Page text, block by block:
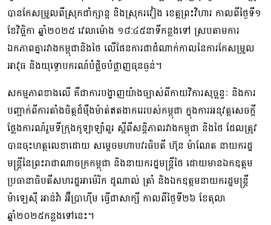
បាន​កែស​ម្រួល​ពី​ស្រុក​ជាំ​ក្សាន្ត និងស្រុករវៀង ខេត្តព្រះវិហារ កាលពីថ្ងៃទី១
ខែវិច្ឆិកា ឆ្នាំ២០២៥ វេលាម៉ោង ១៨:៤៥​នាទី​កន្លងទៅ ស្របតាមការ
ឯកភាពគ្នារវាងកម្ពុជានិងថៃ លើផែនការជាដំណាក់​កាល​នៃ​ការ​កែ​សម្រួល
អាវុធ និងយុទ្ធោបករណ៍បំផ្លិចបំផ្លាញធុនធ្ងន់។
សកម្មភាពខាងលើ គឺជាការបង្ហាញយ៉ាងច្បាស់ពីកាយវិការសុច្ឆន្ទៈ និងការ​
បញ្ជាក់​ពី​ការតាំង​ចិត្ត​ដ៏​ម៉ឺង​ម៉ាត់​ឥតងាករេរបស់កម្ពុជា ក្នុងការអនុវត្តសេចក្តី
ថ្លែងការណ៍រួមទីក្រុងកូឡាឡាំពួរ ស្តីពី​សន្តិភាព​រវាងកម្ពុជា និងថៃ ដែលត្រូវ
បានចុះហត្ថលេខាដោយ សម្តេចមហាបវរធិបតី ហ៊ុន ម៉ាណែត នាយករដ្ឋ
មន្ត្រីនៃព្រះរាជាណាចក្រកម្ពុជា និងនាយករដ្ឋមន្ត្រីថៃ ដោយមានឯកឧត្តម​
ប្រធានា​ធិបតីសហរដ្ឋអាម៉េរិក ដូណាល់ ត្រាំ និងឯកឧត្តមនាយករដ្ឋមន្ត្រី
ម៉ាឡេស៊ី អាន់វ៉ា អ៊ីប្រាហ៊ីម ធ្វើជាសាក្សី កាលពីថ្ងៃទី២៦ ខែតុលា
ឆ្នាំ២០២៥កន្លងទៅនេះ។